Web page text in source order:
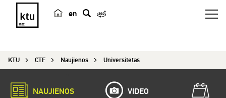
en
e
KTU CTF Naujienos Universitetas
NAUJIENOS
VIDEO